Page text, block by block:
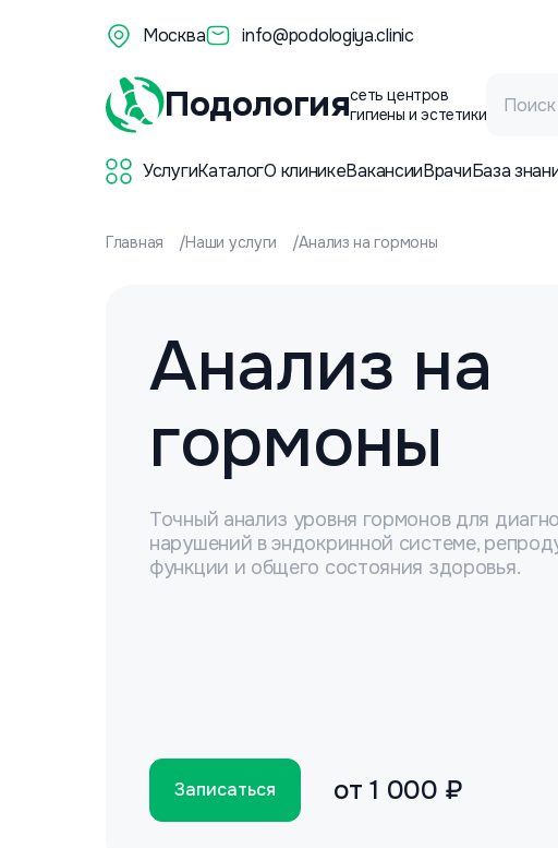
Москва info@podologiya.clinic
Подологиясеть центров
гигиены и эстетики
УслугиКаталогО клиникеВакансииВрачиБаза
Главная Наши услуги Анализ на гормоны
Анализ на
гормоны
Точный анализ уровня гормонов для
нарушений в эндокринной системе,
функции и общего состояния здоровья.
Записаться от 1 000 ₽